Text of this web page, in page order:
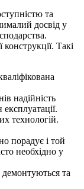
та
досвід у
Такі
надійність
технологій.
порадує і той
необхідно у
та